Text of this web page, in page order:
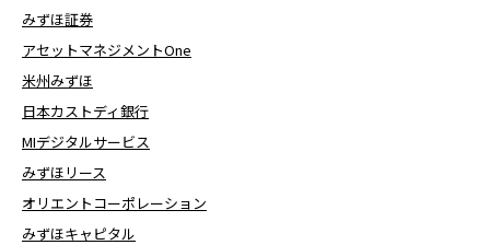
みずほ証券
アセットマネジメントOne
米州みずほ
日本カストディ銀行
MIデジタルサービス
みずほリース
オリエントコーポレーション
みずほキャピタル